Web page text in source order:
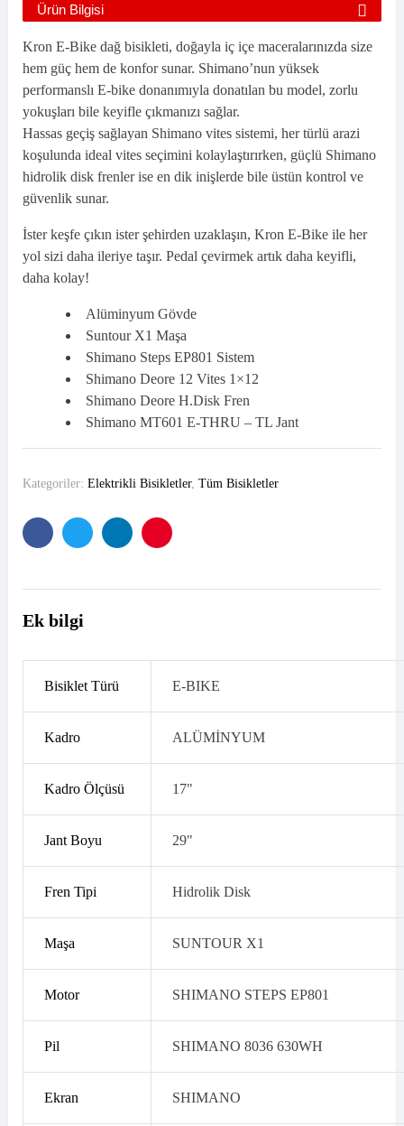
Ürün Bilgisi
Kron E-Bike dağ bisikleti, doğayla iç içe maceralarınızda size
hem güç hem de konfor sunar. Shimano’nun yüksek
performanslı E-bike donanımıyla donatılan bu model, zorlu
yokuşları bile keyifle çıkmanızı sağlar.
Hassas geçiş sağlayan Shimano vites sistemi, her türlü arazi
koşulunda ideal vites seçimini kolaylaştırırken, güçlü Shimano
hidrolik disk frenler ise en dik inişlerde bile üstün kontrol ve
güvenlik sunar.
İster keşfe çıkın ister şehirden uzaklaşın, Kron E-Bike ile her
yol sizi daha ileriye taşır. Pedal çevirmek artık daha keyifli,
daha kolay!
Alüminyum Gövde
Suntour X1 Maşa
Shimano Steps EP801 Sistem
Shimano Deore 12 Vites 1×12
Shimano Deore H.Disk Fren
Shimano MT601 E-THRU – TL Jant
Kategoriler: Elektrikli Bisikletler, Tüm Bisikletler
FacebookTwitter LinkedınPinterest'in
Ek bilgi
Bisiklet Türü E-BIKE
Kadro ALÜMİNYUM
Kadro Ölçüsü 17"
Jant Boyu 29"
Fren Tipi Hidrolik Disk
Maşa SUNTOUR X1
Motor SHIMANO STEPS EP801
Pil SHIMANO 8036 630WH
Ekran SHIMANO